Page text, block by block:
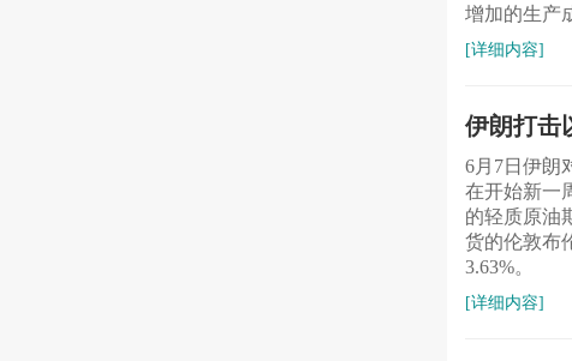
增加的生产
[详细内容]
伊朗打击
6月7日伊朗
在开始新一
的轻质原油
货的伦敦布
3.63%。
[详细内容]